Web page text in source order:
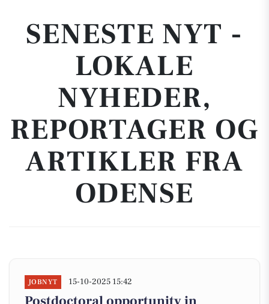
SENESTE NYT -
LOKALE
NYHEDER,
REPORTAGER OG
ARTIKLER FRA
ODENSE
JOBNYT 15-10-2025 15:42